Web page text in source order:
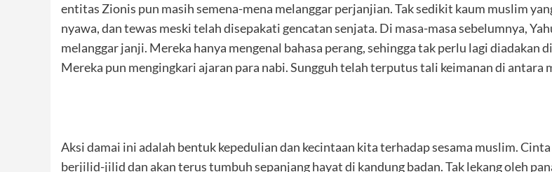
entitas Zionis pun masih semena-mena melanggar perjanjian. Tak sedikit kaum muslim
nyawa, dan tewas meski telah disepakati gencatan senjata. Di masa-masa sebelumnya,
melanggar janji. Mereka hanya mengenal bahasa perang, sehingga tak perlu lagi diadakan
Mereka pun mengingkari ajaran para nabi. Sungguh telah terputus tali keimanan di antara
Aksi damai ini adalah bentuk kepedulian dan kecintaan kita terhadap sesama muslim.
berjilid-jilid dan akan terus tumbuh sepanjang hayat di kandung badan. Tak lekang oleh